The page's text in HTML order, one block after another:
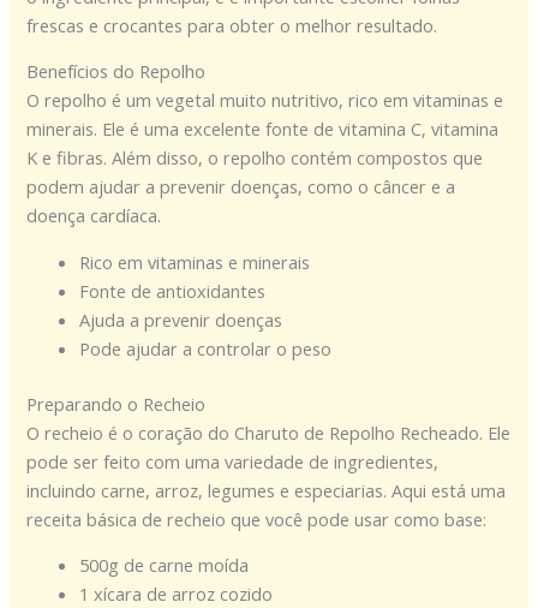
frescas e crocantes para obter o melhor resultado.
Benefícios do Repolho
O repolho é um vegetal muito nutritivo, rico em vitaminas e
minerais. Ele é uma excelente fonte de vitamina C, vitamina
K e fibras. Além disso, o repolho contém compostos que
podem ajudar a prevenir doenças, como o câncer e a
doença cardíaca.
Rico em vitaminas e minerais
Fonte de antioxidantes
Ajuda a prevenir doenças
Pode ajudar a controlar o peso
Preparando o Recheio
O recheio é o coração do Charuto de Repolho Recheado. Ele
pode ser feito com uma variedade de ingredientes,
incluindo carne, arroz, legumes e especiarias. Aqui está uma
receita básica de recheio que você pode usar como base:
500g de carne moída
1 xícara de arroz cozido